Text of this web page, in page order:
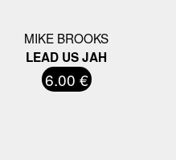
MIKE BROOKS
LEAD US JAH
6.00 €